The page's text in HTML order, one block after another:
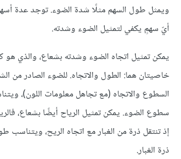
ويمثل طول السهم مثلًا شدة الضوء. توجد عدة
أيّ سهمٍ يكفي لتمثيل الضوء وشدته.
يمكن تمثيل اتجاه الضوء وشدته بشعاع، والذي هو
خاصيتان هما: الطول والاتجاه. للضوء الصادر من
السطوع والاتجاه (مع تجاهل معلومات اللون)،
سطوع الضوء. يمكن تمثيل الرياح أيضًا بشعاع،
إذ تنتقل ذرة من الغبار مع اتجاه الريح،
ذرة الغبار.